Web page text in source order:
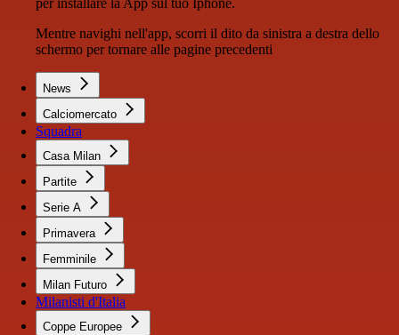
per installare la App sul tuo Iphone.
Mentre navighi nell'app, scorri il dito da sinistra a destra dello
schermo per tornare alle pagine precedenti
News
Calciomercato
Squadra
Casa Milan
Partite
Serie A
Primavera
Femminile
Milan Futuro
Milanisti d'Italia
Coppe Europee